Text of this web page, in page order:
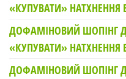
«КУПУВАТИ» НАТХНЕННЯ
ДОФАМІНОВИЙ ШОПІНГ
«КУПУВАТИ» НАТХНЕННЯ
ДОФАМІНОВИЙ ШОПІНГ